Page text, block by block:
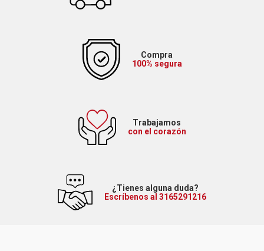
Compra
100% segura
Trabajamos
con el corazón
¿Tienes alguna duda?
Escríbenos al 3165291216